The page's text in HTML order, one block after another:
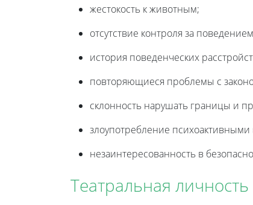
жестокость к животным;
отсутствие контроля за
история поведенческих
повторяющиеся проблемы с
склонность нарушать границы и
злоупотребление
незаинтересованность в
Театральная личность